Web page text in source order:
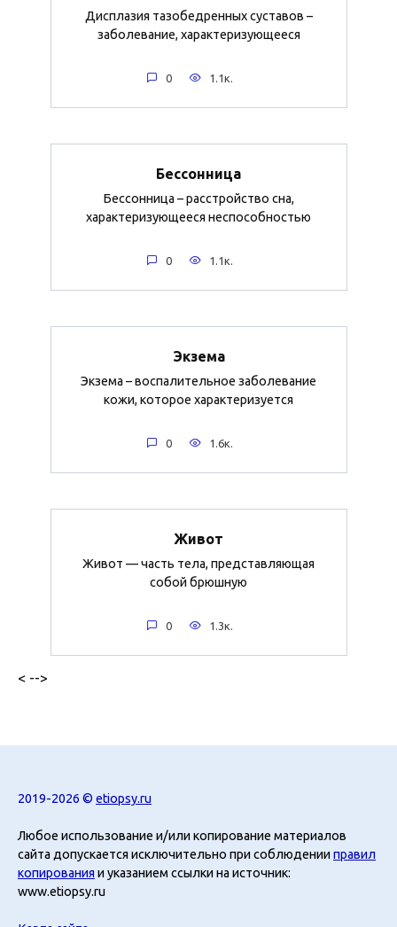
Дисплазия тазобедренных суставов –
заболевание, характеризующееся
0 1.1к.
Бессонница
Бессонница – расстройство сна,
характеризующееся неспособностью
0 1.1к.
Экзема
Экзема – воспалительное заболевание
кожи, которое характеризуется
0 1.6к.
Живот
Живот — часть тела, представляющая
собой брюшную
0 1.3к.
< -->
2019-2026 © etiopsy.ru
Любое использование и/или копирование материалов
сайта допускается исключительно при соблюденииправил
копирования и указанием ссылки на источник:
www.etiopsy.ru